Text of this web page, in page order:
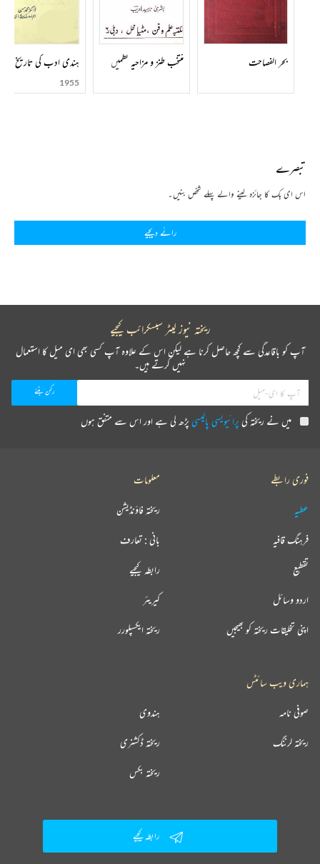
بحر الفصاحت منتخب طنز و مزاحیہ نظمیں ہندی ادب کی تاریخ
1955
تبصرے
اس ای بک کا جائزہ لینے والے پہلے شخص بنیں۔
رائے دیجیے
ریختہ نیوز لیٹر سبسکرائب کیجیے
آپ کو باقاعدگی سے کچھ حاصل کرنا ہے لیکن اس کے علاوہ آپ کسی بھی ای میل کا استعمال
نہیں کرتے ہیں۔
میں نے ریختہ کیپرائیویسی پالیسیپڑھ لی ہے اور اس سے متفق ہوں
فوری رابطے
عطیہ
فرہنگ قافیہ
تقطیع
اردو وسائل
اپنی تخلیقات ریختہ کو بھیجیں
معلومات
ریختہ فاؤنڈیشن
بانی : تعارف
رابطہ کیجیے
کیریئر
ریختہ ایکسپلورر
ہماری ویب سائٹس
ہندوی صوفی نامہ
ریختہ ڈکشنری ریختہ لرننگ
ریختہ بکس
رابطہ کیجیے